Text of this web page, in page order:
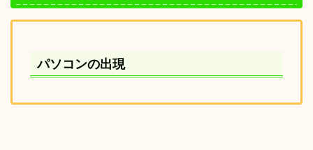
パソコンの出現